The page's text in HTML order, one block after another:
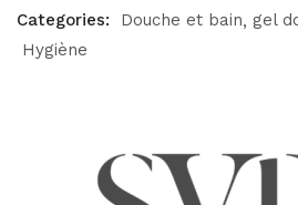
Categories: Douche et bain gel
Hygiène